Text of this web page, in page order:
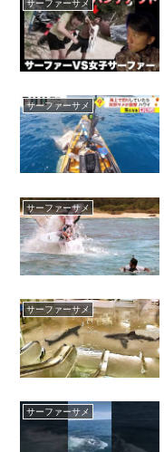
サーファーサメ
サーファーサメ
サーファーサメ
サーファーサメ
サーファーサメ